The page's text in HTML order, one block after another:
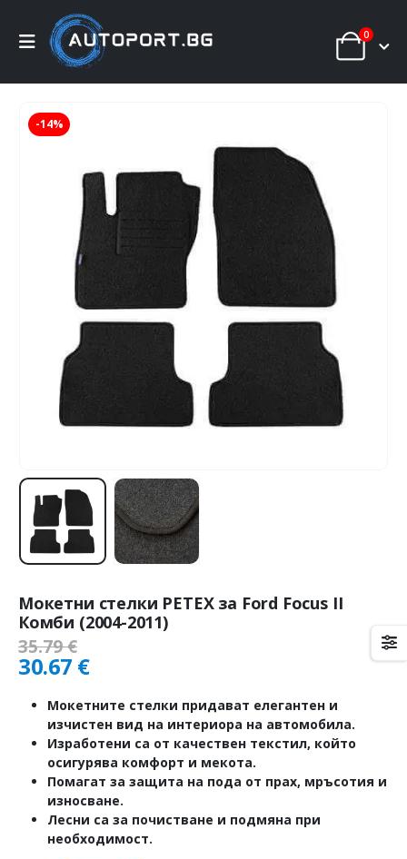
0
-14%
Мокетни стелки PETEX за Ford Focus II
Комби (2004-2011)
35.79€
30.67 €
Мокетните стелки придават елегантен и
изчистен вид на интериора на автомобила.
Изработени са от качествен текстил, който
осигурява комфорт и мекота.
Помагат за защита на пода от прах, мръсотия и
износване.
Лесни са за почистване и подмяна при
необходимост.